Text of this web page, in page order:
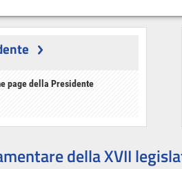
page della Presidente
della XVII